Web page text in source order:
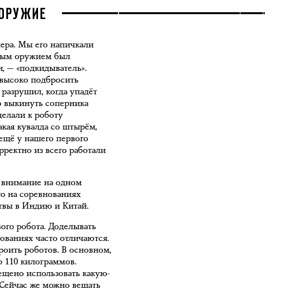
Мы его напичкали
оружием был
— «подкидыватель».
подбросить
когда упадёт
соперника
к роботу
кувалда со штырём,
у нашего первого
из всего работали
на одном
на соревнованиях
в Индию и Китай.
робота. Доделывать
часто отличаются.
роботов. В основном,
110 килограммов.
использовать какую-
же можно вешать